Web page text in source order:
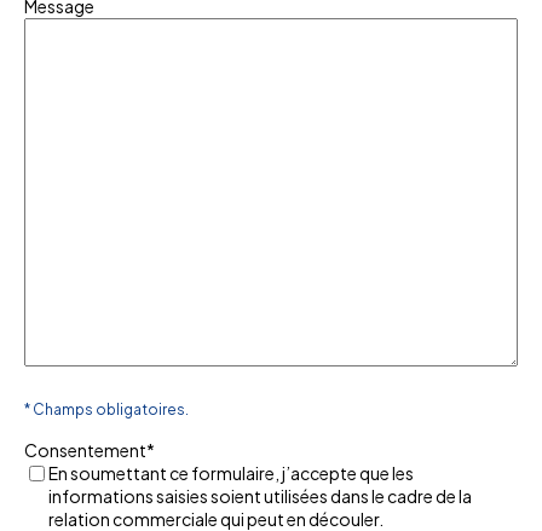
Message
* Champs obligatoires.
Consentement*
En soumettant ce formulaire, j’accepte que les
informations saisies soient utilisées dans le cadre de la
relation commerciale qui peut en découler.